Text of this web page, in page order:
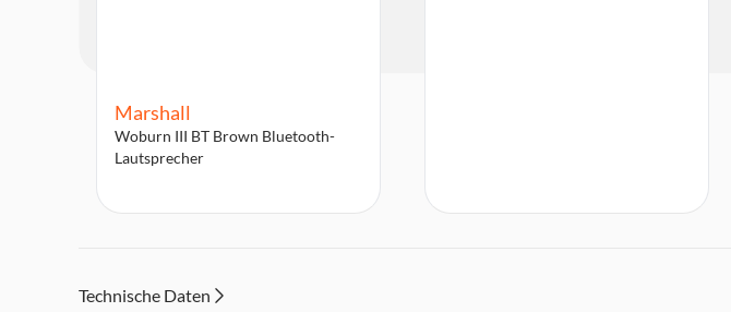
Marshall
Woburn III BT Brown Bluetooth-
Lautsprecher
Technische Daten